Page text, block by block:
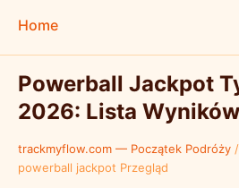
Home
Powerball Jackpot
2026: Lista Wyników
trackmyflow.com — Początek Podróży /
powerball jackpot Przegląd